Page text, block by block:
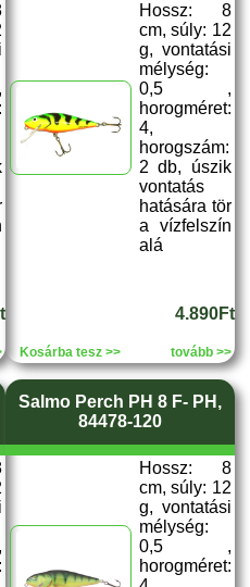
Hossz: 8
cm, súly: 12
g, vontatási
mélység:
0,5 ,
horogméret:
4,
horogszám:
2 db, úszik
vontatás
hatására tör
a vízfelszín
alá
4.890Ft
Kosárba tesz >> tovább >>
Salmo Perch PH 8 F- PH,
84478-120
Hossz: 8
cm, súly: 12
g, vontatási
mélység:
0,5 ,
horogméret: